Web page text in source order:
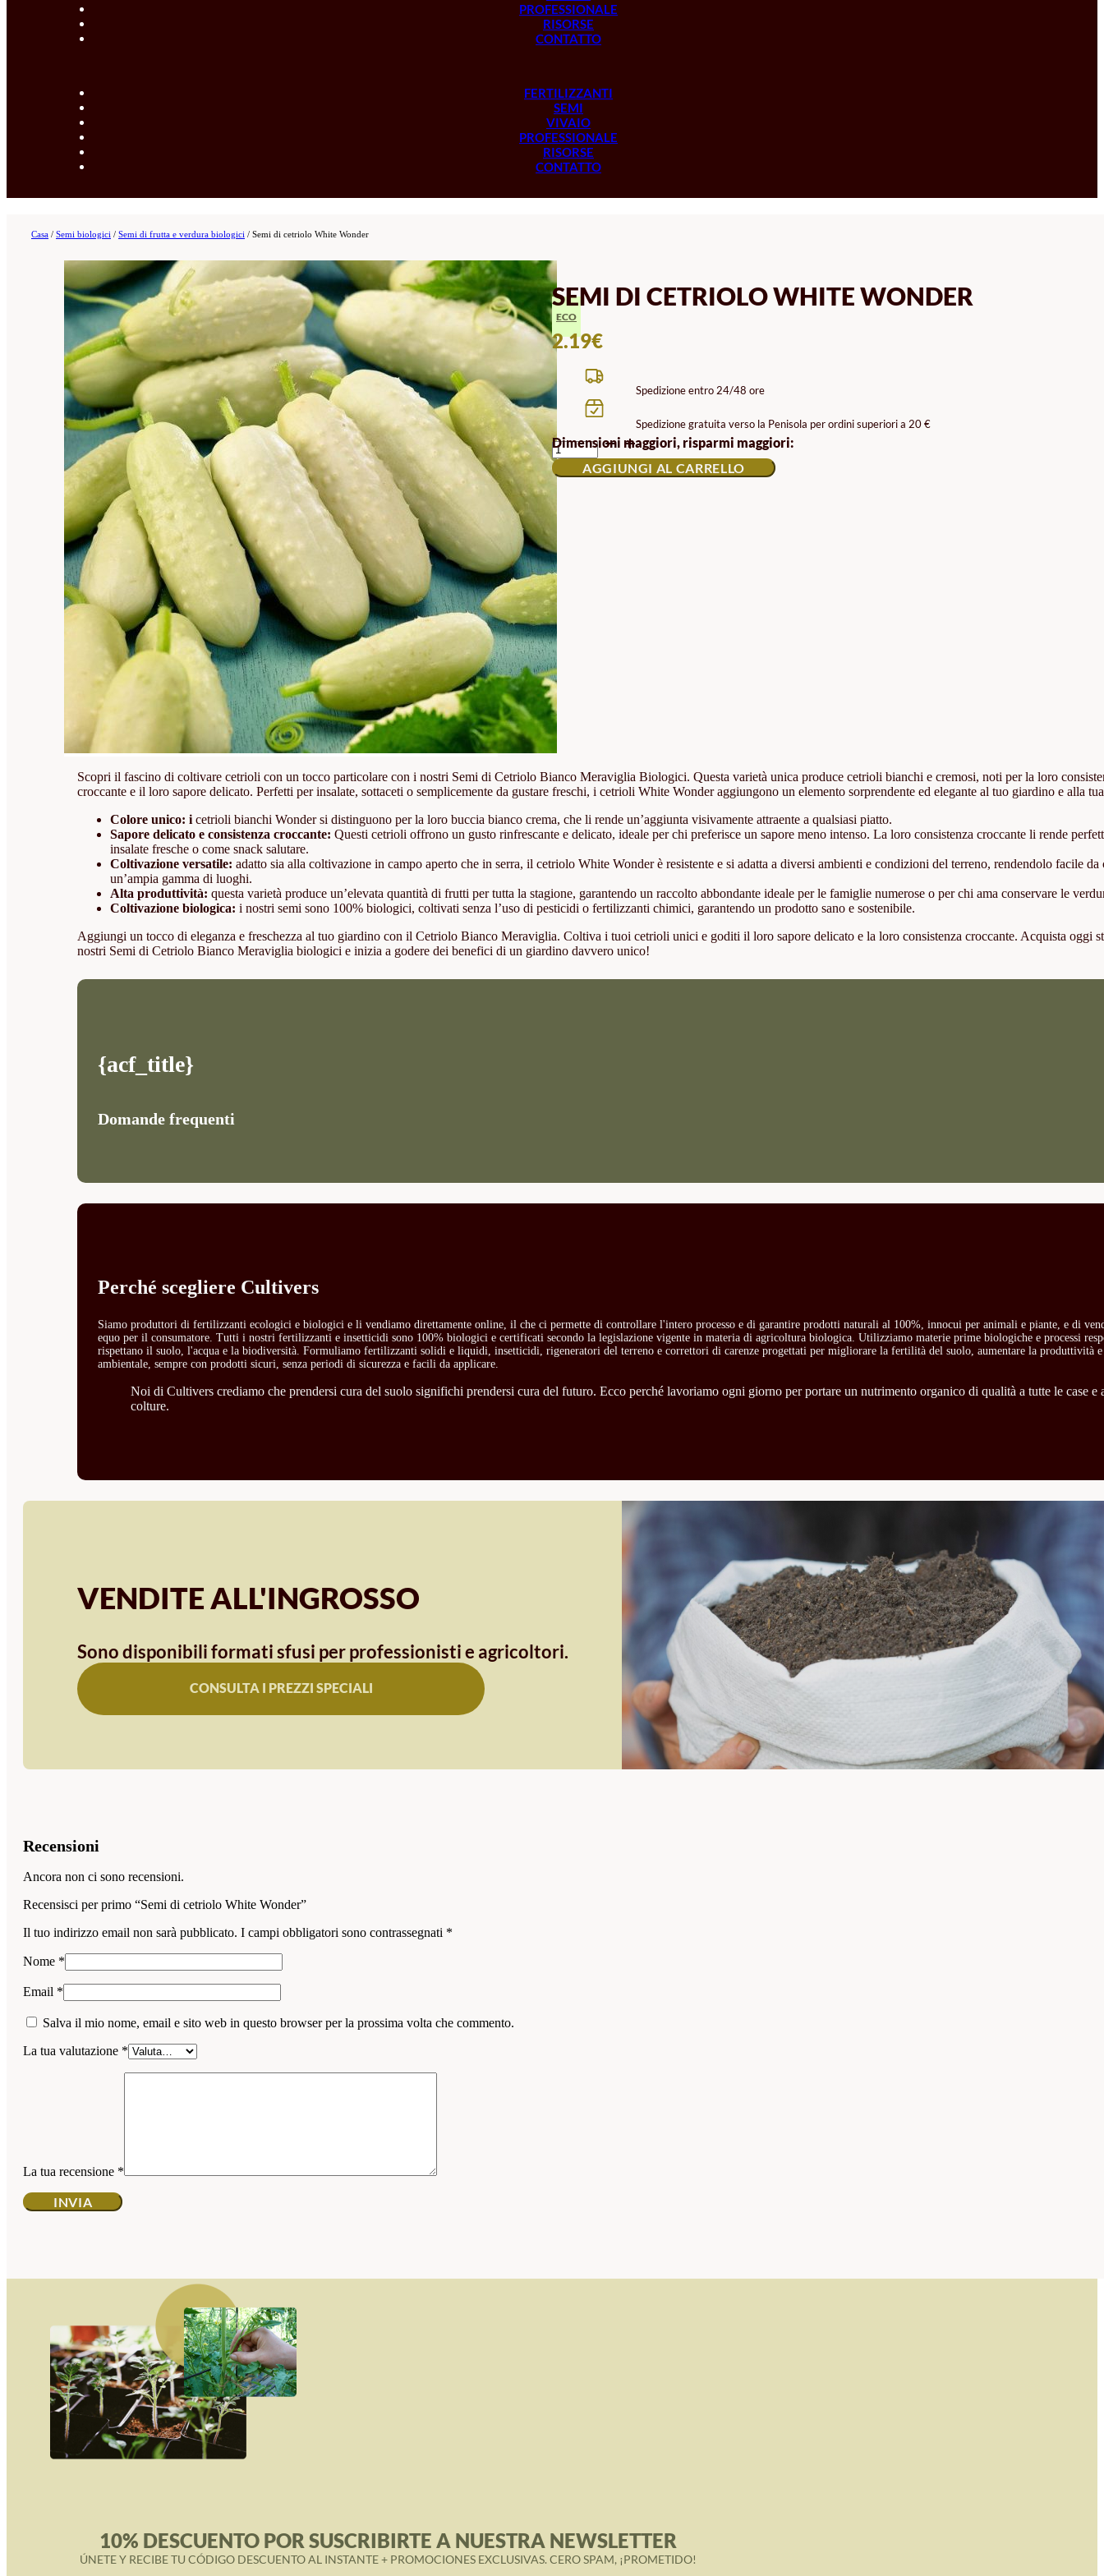
PROFESSIONALE
RISORSE
CONTATTO
FERTILIZZANTI
SEMI
VIVAIO
PROFESSIONALE
RISORSE
CONTATTO
Casa / Semi biologici / Semi di frutta e verdura biologici / Semi di cetriolo White Wonder
SEMI DI CETRIOLO WHITE WONDER
ECO
2.19€
Spedizione entro 24/48 ore
Spedizione gratuita verso la Penisola per ordini superiori a 20 €
Dimensioni maggiori, risparmi maggiori:
SEMI
DI
CETRIOLO
WHITE
QUANTITÀ
AGGIUNGI AL CARRELLO
Scopri il fascino di coltivare cetrioli con un tocco particolare con i nostri Semi di Cetriolo Bianco Meraviglia Biologici. Questa varietà unica produce cetrioli bianchi e cremosi, noti per la loro
croccante e il loro sapore delicato. Perfetti per insalate, sottaceti o semplicemente da gustare freschi, i cetrioli White Wonder aggiungono un elemento sorprendente ed elegante al tuo giardino e alla
Colore unico: i cetrioli bianchi Wonder si distinguono per la loro buccia bianco crema, che li rende un’aggiunta visivamente attraente a qualsiasi piatto.
Sapore delicato e consistenza croccante: Questi cetrioli offrono un gusto rinfrescante e delicato, ideale per chi preferisce un sapore meno intenso. La loro consistenza croccante li rende
insalate fresche o come snack salutare.
Coltivazione versatile: adatto sia alla coltivazione in campo aperto che in serra, il cetriolo White Wonder è resistente e si adatta a diversi ambienti e condizioni del terreno, rendendolo facile
un’ampia gamma di luoghi.
Alta produttività: questa varietà produce un’elevata quantità di frutti per tutta la stagione, garantendo un raccolto abbondante ideale per le famiglie numerose o per chi ama conservare le
Coltivazione biologica: i nostri semi sono 100% biologici, coltivati senza l’uso di pesticidi o fertilizzanti chimici, garantendo un prodotto sano e sostenibile.
Aggiungi un tocco di eleganza e freschezza al tuo giardino con il Cetriolo Bianco Meraviglia. Coltiva i tuoi cetrioli unici e goditi il loro sapore delicato e la loro consistenza croccante. Acquista oggi
nostri Semi di Cetriolo Bianco Meraviglia biologici e inizia a godere dei benefici di un giardino davvero unico!
{acf_title}
Domande frequenti
Perché scegliere Cultivers
Siamo produttori di fertilizzanti ecologici e biologici e li vendiamo direttamente online, il che ci permette di controllare l'intero processo e di garantire prodotti naturali al 100%, innocui per animali e piante, e di
equo per il consumatore. Tutti i nostri fertilizzanti e insetticidi sono 100% biologici e certificati secondo la legislazione vigente in materia di agricoltura biologica. Utilizziamo materie prime biologiche e processi
rispettano il suolo, l'acqua e la biodiversità. Formuliamo fertilizzanti solidi e liquidi, insetticidi, rigeneratori del terreno e correttori di carenze progettati per migliorare la fertilità del suolo, aumentare la produttività
ambientale, sempre con prodotti sicuri, senza periodi di sicurezza e facili da applicare.
Noi di Cultivers crediamo che prendersi cura del suolo significhi prendersi cura del futuro. Ecco perché lavoriamo ogni giorno per portare un nutrimento organico di qualità a tutte le case e
colture.
VENDITE ALL'INGROSSO
Sono disponibili formati sfusi per professionisti e agricoltori.
CONSULTA I PREZZI SPECIALI
Recensioni
Ancora non ci sono recensioni.
Recensisci per primo “Semi di cetriolo White Wonder”
Il tuo indirizzo email non sarà pubblicato. I campi obbligatori sono contrassegnati *
Nome *
Email *
Salva il mio nome, email e sito web in questo browser per la prossima volta che commento.
La tua valutazione *
La tua recensione *
10% DESCUENTO POR SUSCRIBIRTE A NUESTRA NEWSLETTER
ÚNETE Y RECIBE TU CÓDIGO DESCUENTO AL INSTANTE + PROMOCIONES EXCLUSIVAS. CERO SPAM, ¡PROMETIDO!